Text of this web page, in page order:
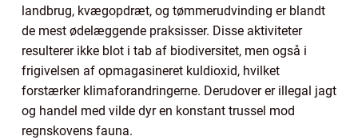
landbrug, kvægopdræt, og tømmerudvinding er blandt
de mest ødelæggende praksisser. Disse aktiviteter
resulterer ikke blot i tab af biodiversitet, men også i
frigivelsen af opmagasineret kuldioxid, hvilket
forstærker klimaforandringerne. Derudover er illegal jagt
og handel med vilde dyr en konstant trussel mod
regnskovens fauna.